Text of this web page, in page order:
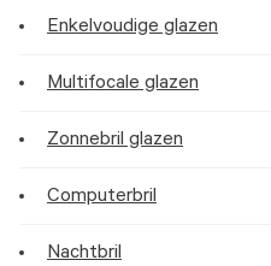
Enkelvoudige glazen
Multifocale glazen
Zonnebril glazen
Computerbril
Nachtbril